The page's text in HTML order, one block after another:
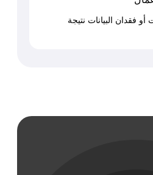
فقدان البيانات نتيجة